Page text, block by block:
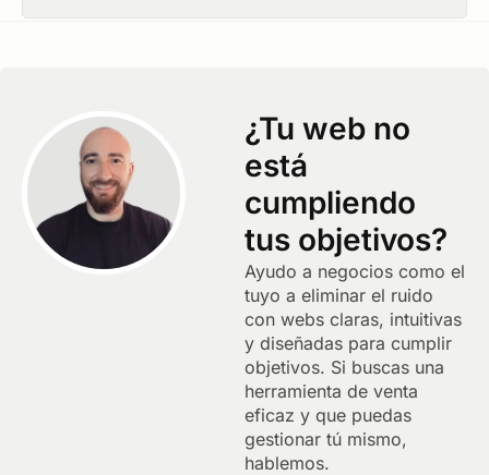
¿Tu web no
está
cumpliendo
tus objetivos?
Ayudo a negocios como el
tuyo a eliminar el ruido
con webs claras, intuitivas
y diseñadas para cumplir
objetivos. Si buscas una
herramienta de venta
eficaz y que puedas
gestionar tú mismo,
hablemos.